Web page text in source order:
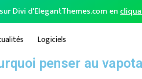
Divi d'ElegantThemes.com en
Logiciels
penser au